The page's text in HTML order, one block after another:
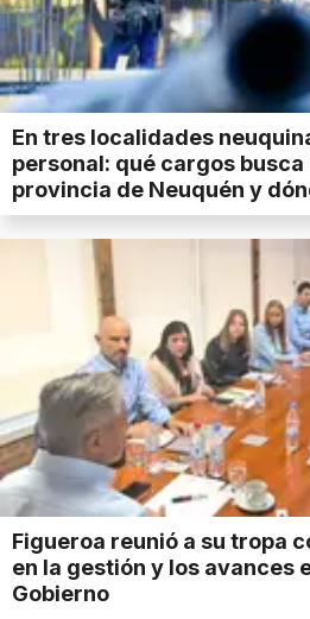
En tres localidades
personal: qué cargos
provincia de Neuquén y
Figueroa reunió a su tropa
en la gestión y los avances
Gobierno